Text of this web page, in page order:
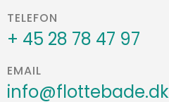
TELEFON
+ 45 28 78 47 97
EMAIL
info@flottebade.dk